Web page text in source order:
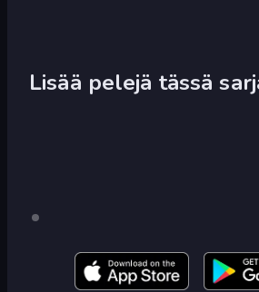
Lisää pelejä tässä
Vain